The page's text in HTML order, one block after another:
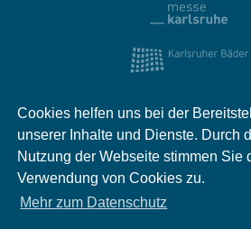
Cookies helfen uns bei der
unserer Inhalte und Dienste. Durch
Nutzung der Webseite stimmen Sie
Verwendung von Cookies zu.
Mehr zum Datenschutz
Impressum Kontakt